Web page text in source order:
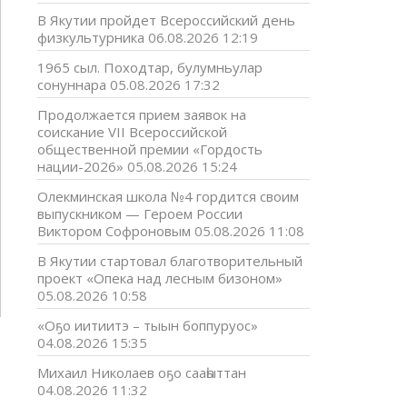
В Якутии пройдет Всероссийский день
физкультурника 06.08.2026 12:19
1965 сыл. Походтар, булумньулар
сонуннара 05.08.2026 17:32
Продолжается прием заявок на
соискание VII Всероссийской
общественной премии «Гордость
нации-2026» 05.08.2026 15:24
Олекминская школа №4 гордится своим
выпускником — Героем России
Виктором Софроновым 05.08.2026 11:08
В Якутии стартовал благотворительный
проект «Опека над лесным бизоном»
05.08.2026 10:58
«Оҕо иитиитэ – тыын боппуруос»
04.08.2026 15:35
Михаил Николаев оҕо сааһыттан
04.08.2026 11:32